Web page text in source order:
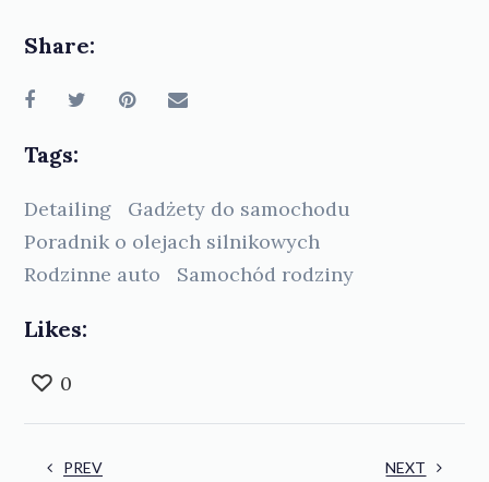
Share:
Tags:
Detailing
Gadżety do samochodu
Poradnik o olejach silnikowych
Rodzinne auto
Samochód rodziny
Likes:
0
PREV NEXT